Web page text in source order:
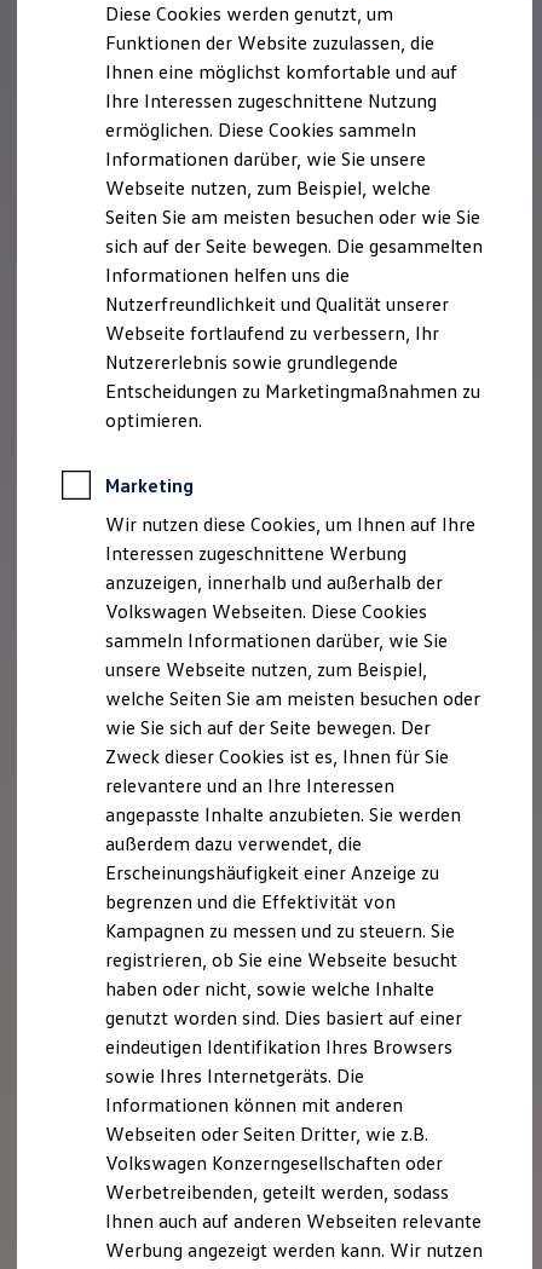
Finanzierung
Für Privatkunden
Für Gewerbekunden
Leasing
Für Privatkunden
Für Gewerbekunden
Versicherungen & Garantien
Garantien
Kfz-Versicherung für Nutzfahrzeuge
Restschuldversicherung
Wartungsverträge
Besitzer & Service
Reparatur & Service
Sommer-Special
Reparatur, Pflege & Inspektion
Servicetermin anfragen
Service-Vorteile bei Volkswagen Nutzfahrzeuge
ServicePlus
Economy Service
Räder & Reifen Service
Notdienst und Pannenhilfe
Software, Konnektivität & Apps
California App
VW Connect für Ihren ID. Buzz
VW Connect für Ihren Transporter/Caravelle
VW Connect für Ihren Amarok
VW Connect für andere Modelle
Connect Pro
Fleet Interface Data
Multistop Pathfinder
Übersicht Software Updates
Digitales Bordbuch
Fahrerassistenz- und Sicherheitssysteme
Kontrollleuchten
Batterieverordnung
XTL-Dieselkraftstoff
Ersatzteile und Betriebsflüssigkeiten
Original Zubehör und Lifestyle Produkte
myVolkswagen
myVolkswagen Business
Elektrisch & Autonom
Elektro - & Hybridfahrzeuge
Unser Ansatz
Klimafreundlicher Strom
Reichweite & Ladelösungen
Reichweitensimulator
Ladezeitensimulator
Ladelösungen für Privatkunden
Ladelösungen für Gewerbekunden
Bidirektionales Laden
Förderung & Kosten der Elektrofahrzeuge
Fördermöglichkeiten für Privatkunden
Kostensimulator
Diese Cookies werden genutzt, um
Funktionen der Website zuzulassen, die
Ihnen eine möglichst komfortable und auf
Ihre Interessen zugeschnittene Nutzung
ermöglichen. Diese Cookies sammeln
Informationen darüber, wie Sie unsere
Webseite nutzen, zum Beispiel, welche
Seiten Sie am meisten besuchen oder wie Sie
sich auf der Seite bewegen. Die gesammelten
Informationen helfen uns die
Nutzerfreundlichkeit und Qualität unserer
Webseite fortlaufend zu verbessern, Ihr
Nutzererlebnis sowie grundlegende
Entscheidungen zu Marketingmaßnahmen zu
optimieren.
Marketing
Wir nutzen diese Cookies, um Ihnen auf Ihre
Interessen zugeschnittene Werbung
anzuzeigen, innerhalb und außerhalb der
Volkswagen Webseiten. Diese Cookies
sammeln Informationen darüber, wie Sie
unsere Webseite nutzen, zum Beispiel,
welche Seiten Sie am meisten besuchen oder
wie Sie sich auf der Seite bewegen. Der
Zweck dieser Cookies ist es, Ihnen für Sie
relevantere und an Ihre Interessen
angepasste Inhalte anzubieten. Sie werden
außerdem dazu verwendet, die
Erscheinungshäufigkeit einer Anzeige zu
begrenzen und die Effektivität von
Kampagnen zu messen und zu steuern. Sie
registrieren, ob Sie eine Webseite besucht
haben oder nicht, sowie welche Inhalte
genutzt worden sind. Dies basiert auf einer
eindeutigen Identifikation Ihres Browsers
sowie Ihres Internetgeräts. Die
Informationen können mit anderen
Webseiten oder Seiten Dritter, wie z.B.
Volkswagen Konzerngesellschaften oder
Werbetreibenden, geteilt werden, sodass
Ihnen auch auf anderen Webseiten relevante
Werbung angezeigt werden kann. Wir nutzen